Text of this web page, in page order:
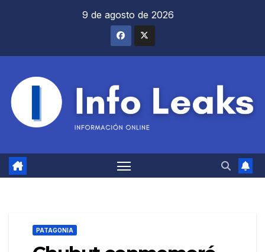
9 de agosto de 2026
PATAGONIA